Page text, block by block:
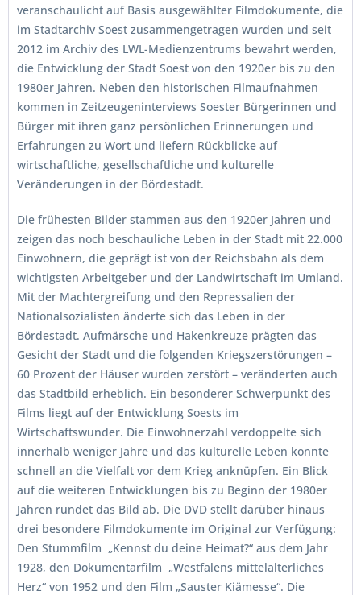
veranschaulicht auf Basis ausgewählter Filmdokumente, die
im Stadtarchiv Soest zusammengetragen wurden und seit
2012 im Archiv des LWL-Medienzentrums bewahrt werden,
die Entwicklung der Stadt Soest von den 1920er bis zu den
1980er Jahren. Neben den historischen Filmaufnahmen
kommen in Zeitzeugeninterviews Soester Bürgerinnen und
Bürger mit ihren ganz persönlichen Erinnerungen und
Erfahrungen zu Wort und liefern Rückblicke auf
wirtschaftliche, gesellschaftliche und kulturelle
Veränderungen in der Bördestadt.
Die frühesten Bilder stammen aus den 1920er Jahren und
zeigen das noch beschauliche Leben in der Stadt mit 22.000
Einwohnern, die geprägt ist von der Reichsbahn als dem
wichtigsten Arbeitgeber und der Landwirtschaft im Umland.
Mit der Machtergreifung und den Repressalien der
Nationalsozialisten änderte sich das Leben in der
Bördestadt. Aufmärsche und Hakenkreuze prägten das
Gesicht der Stadt und die folgenden Kriegszerstörungen –
60 Prozent der Häuser wurden zerstört – veränderten auch
das Stadtbild erheblich. Ein besonderer Schwerpunkt des
Films liegt auf der Entwicklung Soests im
Wirtschaftswunder. Die Einwohnerzahl verdoppelte sich
innerhalb weniger Jahre und das kulturelle Leben konnte
schnell an die Vielfalt vor dem Krieg anknüpfen. Ein Blick
auf die weiteren Entwicklungen bis zu Beginn der 1980er
Jahren rundet das Bild ab. Die DVD stellt darüber hinaus
drei besondere Filmdokumente im Original zur Verfügung:
Den Stummfilm „Kennst du deine Heimat?“ aus dem Jahr
1928, den Dokumentarfilm „Westfalens mittelalterliches
Herz“ von 1952 und den Film „Sauster Kiämesse“. Die